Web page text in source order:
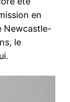
en
Newcastle-
le